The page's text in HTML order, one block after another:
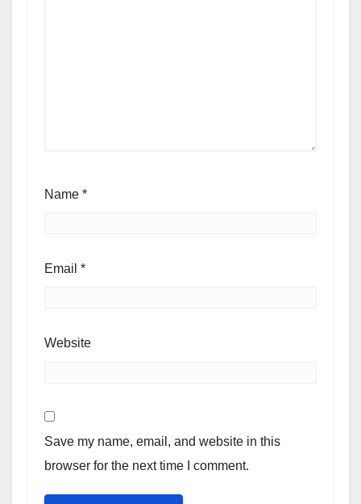
Name *
Email *
Website
Save my name, email, and website in this
browser for the next time I comment.